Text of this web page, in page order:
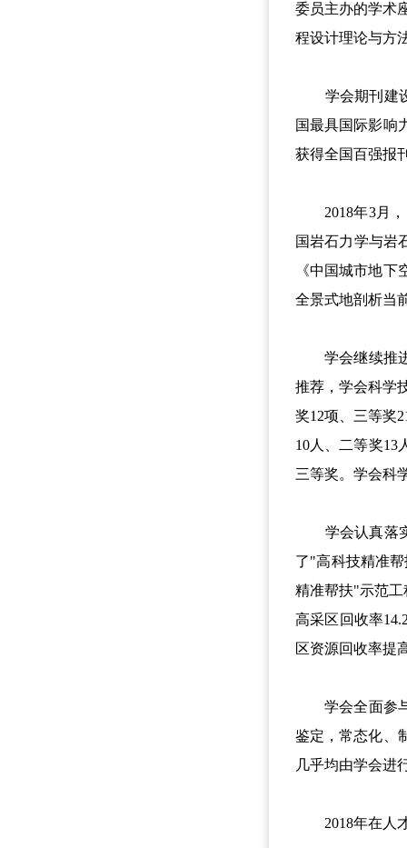
委员主办的学术
程设计理论与方
学会期刊建设
国最具国际影响
获得全国百强报
2018年3月，
国岩石力学与岩
《中国城市地
全景式地剖析当
学会继续推进
推荐，学会科学
奖12项、三等奖
10人、二等奖13
三等奖。学会科
学会认真落实
了"高科技精准
精准帮扶"示范工
高采区回收率
区资源回收率提
学会全面参与
鉴定，常态化、
几乎均由学会进
2018年在人才